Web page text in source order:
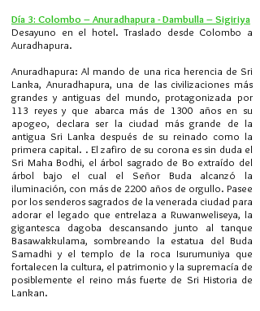
Día 3: Colombo – Anuradhapura - Dambulla – Sigiriya
Desayuno en el hotel. Traslado desde Colombo a
Auradhapura.
Anuradhapura: Al mando de una rica herencia de Sri
Lanka, Anuradhapura, una de las civilizaciones más
grandes y antiguas del mundo, protagonizada por
113 reyes y que abarca más de 1300 años en su
apogeo, declara ser la ciudad más grande de la
antigua Sri Lanka después de su reinado como la
primera capital. . El zafiro de su corona es sin duda el
Sri Maha Bodhi, el árbol sagrado de Bo extraído del
árbol bajo el cual el Señor Buda alcanzó la
iluminación, con más de 2200 años de orgullo. Pasee
por los senderos sagrados de la venerada ciudad para
adorar el legado que entrelaza a Ruwanweliseya, la
gigantesca dagoba descansando junto al tanque
Basawakkulama, sombreando la estatua del Buda
Samadhi y el templo de la roca Isurumuniya que
fortalecen la cultura, el patrimonio y la supremacía de
posiblemente el reino más fuerte de Sri Historia de
Lankan.